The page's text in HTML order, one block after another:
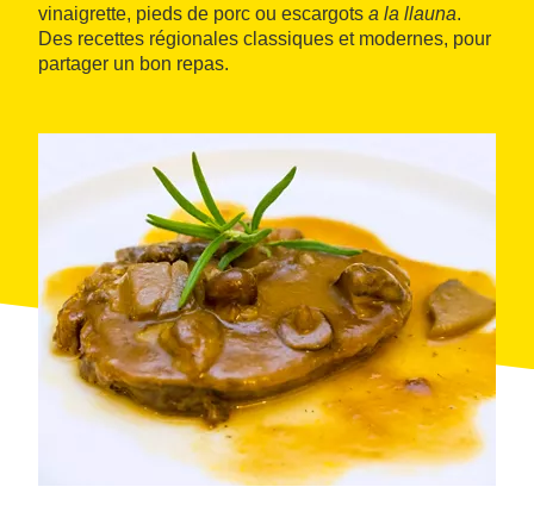
vinaigrette, pieds de porc ou escargots a la llauna.
Des recettes régionales classiques et modernes, pour
partager un bon repas.